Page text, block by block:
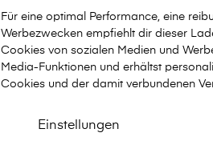
2ml 35ml 60ml 104ml
IN DEN WARENKORB LEGEN
Anzeigen 1-4 von 4 artikel(s)
Für eine optimal Performance, eine
Werbezwecken empfiehlt dir dieser
Cookies von sozialen Medien und
Media-Funktionen und erhältst
Cookies und der damit verbundenen
Einstellungen